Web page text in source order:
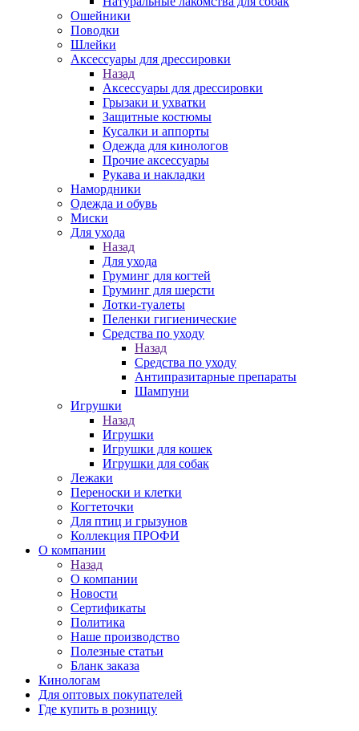
Ошейники
Поводки
Шлейки
Аксессуары для дрессировки
Назад
Аксессуары для дрессировки
Грызаки и ухватки
Защитные костюмы
Кусалки и аппорты
Одежда для кинологов
Прочие аксессуары
Рукава и накладки
Намордники
Одежда и обувь
Миски
Для ухода
Назад
Для ухода
Груминг для когтей
Груминг для шерсти
Лотки-туалеты
Пеленки гигиенические
Средства по уходу
Назад
Средства по уходу
Антипразитарные препараты
Шампуни
Игрушки
Назад
Игрушки
Игрушки для кошек
Игрушки для собак
Лежаки
Переноски и клетки
Когтеточки
Для птиц и грызунов
Коллекция ПРОФИ
О компании
Назад
О компании
Новости
Сертификаты
Политика
Наше производство
Полезные статьи
Бланк заказа
Кинологам
Для оптовых покупателей
Где купить в розницу